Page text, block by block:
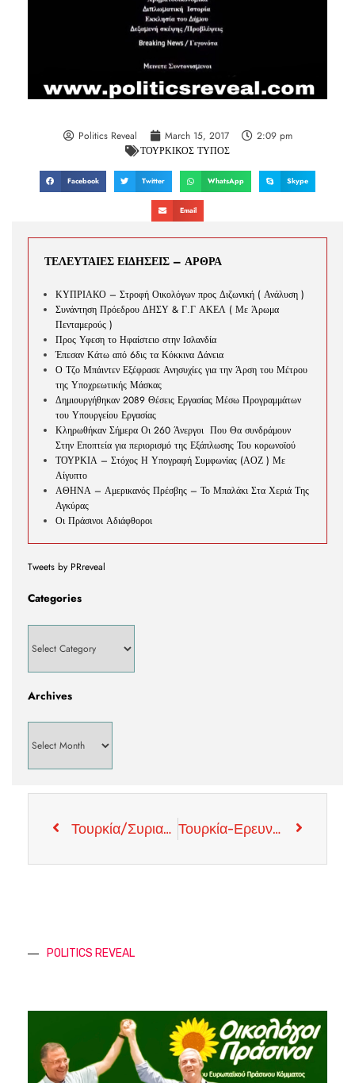
Politics Reveal March 15, 2017
2:09 pm
ΤΟΥΡΚΙΚΟΣ ΤΥΠΟΣ
Facebook Twitter WhatsApp Skype
Email
ΤΕΛΕΥΤΑΙΕΣ ΕΙΔΗΣΕΙΣ – ΑΡΘΡΑ
ΚΥΠΡΙΑΚΟ – Στροφή Οικολόγων προς Διζωνική ( Ανάλυση )
Συνάντηση Πρόεδρου ΔΗΣΥ & Γ.Γ ΑΚΕΛ ( Με Άρωμα
Πενταμερούς )
Προς Υφεση το Ηφαίστειο στην Ισλανδία
Έπεσαν Κάτω από 6δις τα Κόκκινα Δάνεια
Ο Τζο Μπάιντεν Εξέφρασε Ανησυχίες για την Άρση του Μέτρου
της Υποχρεωτικής Μάσκας
Δημιουργήθηκαν 2089 Θέσεις Εργασίας Μέσω Προγραμμάτων
του Υπουργείου Εργασίας
Κληρωθήκαν Σήμερα Οι 260 Άνεργοι Που Θα συνδράμουν
Στην Εποπτεία για περιορισμό της Εξάπλωσης Του κορωνοϊού
ΤΟΥΡΚΙΑ – Στόχος Η Υπογραφή Συμφωνίας (ΑΟΖ ) Με
Αίγυπτο
ΑΘΗΝΑ – Αμερικανός Πρέσβης – Το Μπαλάκι Στα Χεριά Της
Αγκύρας
Οι Πράσινοι Αδιάφθοροι
Tweets by PRreveal
Categories
Archives
Τουρκία/Συριακό-Άσχημα τα Πράγματα για τους Τούρκους Τουρκία-Ερευνες στην Α. Μεσόγειο(Μηπως Συμβαίνει κάτι που δεν Γνωρίζουμε Μεταξύ Τουρκίας και Εταιριών ;
POLITICS REVEAL